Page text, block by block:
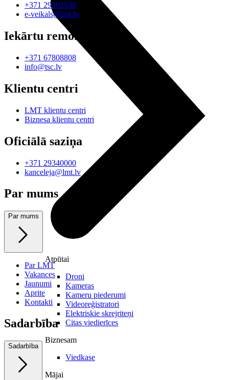
Atpūtai
Droni
Kameras
Kameru piederumi
Videoreģistratori
Elektriskie skrejriteņi
Citas viedierīces
Biznesam
Viedkase
Mājai
+371 29302930
e-veikals@lmt.lv
Iekārtu remonts
+371 67808808
info@tsc.lv
Klientu centri
LMT klientu centri
Biznesa klientu centri
Oficiālā saziņa
+371 29340000
kanceleja@lmt.lv
Par mums
Par mums
Par LMT
Vakances
Jaunumi
Aprite
Kontakti
Sadarbība
Sadarbība